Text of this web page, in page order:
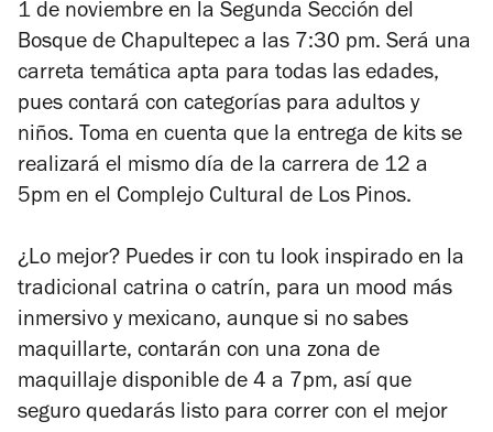
1 de noviembre en la Segunda Sección del
Bosque de Chapultepec a las 7:30 pm. Será una
carreta temática apta para todas las edades,
pues contará con categorías para adultos y
niños. Toma en cuenta que la entrega de kits se
realizará el mismo día de la carrera de 12 a
5pm en el Complejo Cultural de Los Pinos.
¿Lo mejor? Puedes ir con tu look inspirado en la
tradicional catrina o catrín, para un mood más
inmersivo y mexicano, aunque si no sabes
maquillarte, contarán con una zona de
maquillaje disponible de 4 a 7pm, así que
seguro quedarás listo para correr con el mejor